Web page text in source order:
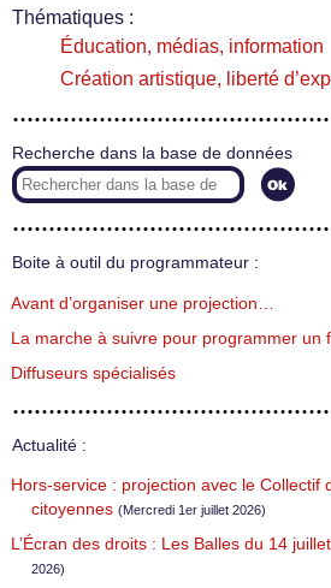
Thématiques :
Éducation, médias, information
Création artistique, liberté
Recherche dans la base de données
Boite à outil du programmateur :
Avant d’organiser une projection…
La marche à suivre pour programmer un
Diffuseurs spécialisés
Actualité :
Hors-service : projection avec le Collectif
citoyennes (Mercredi 1er juillet 2026)
L’Écran des droits : Les Balles du 14
2026)